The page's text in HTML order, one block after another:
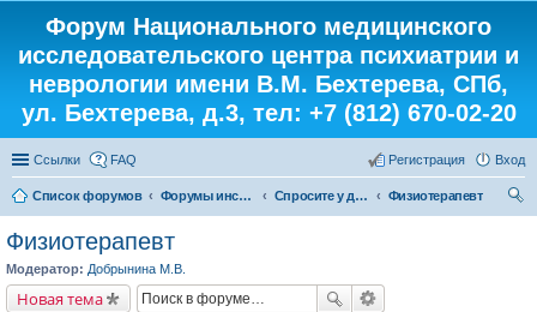
Форум Национального медицинского
исследовательского центра психиатрии и
неврологии имени В.М. Бехтерева, СПб,
ул. Бехтерева, д.3, тел: +7 (812) 670-02-20
Ссылки FAQ Вход
Регистрация
Список форумов Форумы института Спросите у доктора
Физиотерапевт
Физиотерапевт
Модератор: Добрынина М.В.
Новая тема